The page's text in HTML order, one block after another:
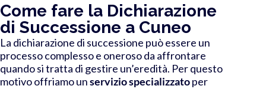
Come fare la Dichiarazione
di Successione a Cuneo
La dichiarazione di successione può essere un
processo complesso e oneroso da affrontare
quando si tratta di gestire un’eredità. Per questo
motivo offriamo unservizio specializzatoper